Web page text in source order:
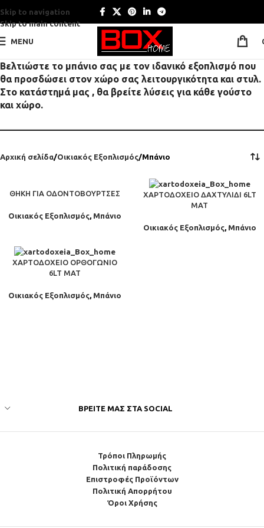
Skip to navigation
Skip to main content
MENU
Βελτιώστε το μπάνιο σας με τον ιδανικό εξοπλισμό που
θα προσδώσει στον χώρο σας λειτουργικότητα και στυλ.
Στο κατάστημά μας , θα βρείτε λύσεις για κάθε γούστο
και χώρο.
Αρχική σελίδα Οικιακός Εξοπλισμός Μπάνιο
ΘΉΚΗ ΓΙΑ ΟΔΟΝΤΌΒΟΥΡΤΣΕΣ
Οικιακός Εξοπλισμός, Μπάνιο
ΧΑΡΤΟΔΟΧΕΊΟ ΔΑΧΤΥΛΊΔΙ 6LT
ΜΑΤ
Οικιακός Εξοπλισμός, Μπάνιο
ΧΑΡΤΟΔΟΧΕΊΟ ΟΡΘΟΓΏΝΙΟ
6LT ΜΑΤ
Οικιακός Εξοπλισμός, Μπάνιο
ΒΡΕΊΤΕ ΜΑΣ ΣΤΑ SOCIAL
Τρόποι Πληρωμής
Πολιτική παράδοσης
Επιστροφές Προϊόντων
Πολιτική Απορρήτου
Όροι Χρήσης